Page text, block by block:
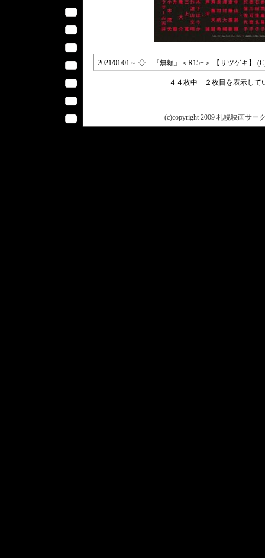
2021/01/01～ ◇ 『無頼』＜R15+＞ 【サツゲキ】
４４枚中 ２枚目を表示し
(c)copyright 2009 札幌映画サー